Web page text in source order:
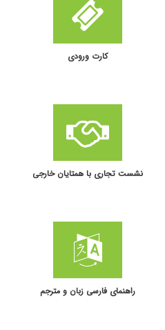
کارت ورودی
نشست تجاری با همتایان خارجی
راهنمای فارسی زبان و مترجم